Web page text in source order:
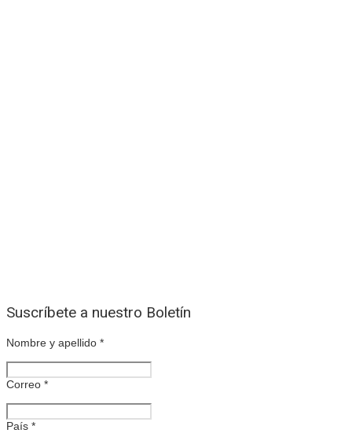
Suscríbete a nuestro Boletín
Nombre y apellido *
Correo *
País *